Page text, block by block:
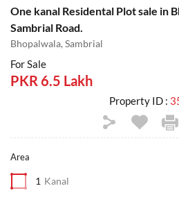
One kanal Residental Plot sale in
Sambrial Road.
Bhopalwala, Sambrial
For Sale
PKR 6.5 Lakh
Property ID :
Area
1 Kanal